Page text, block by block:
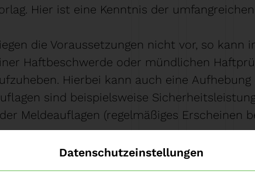
Hier ist eine Kenntnis der
die Voraussetzungen nicht vor, so kann
Haftbeschwerde oder mündlichen
Hierbei kann auch eine
sind beispielsweise
Meldeauflagen (regelmäßiges Erscheinen
Wir lassen unsere Mandanten in dieser
Situation nicht im Stich und
Datenschutzeinstellungen